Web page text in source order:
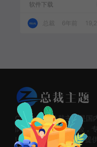
软件下载
总裁 6年前
CeoTheme总裁主题是国
队， 超过6年开发经验，
UI设计,seo等服务；并提